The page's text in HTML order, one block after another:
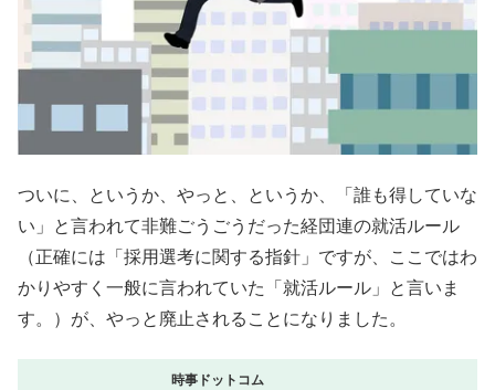
ついに、というか、やっと、というか、「誰も得していな
い」と言われて非難ごうごうだった経団連の就活ルール
（正確には「採用選考に関する指針」ですが、ここではわ
かりやすく一般に言われていた「就活ルール」と言いま
す。）が、やっと廃止されることになりました。
時事ドットコム